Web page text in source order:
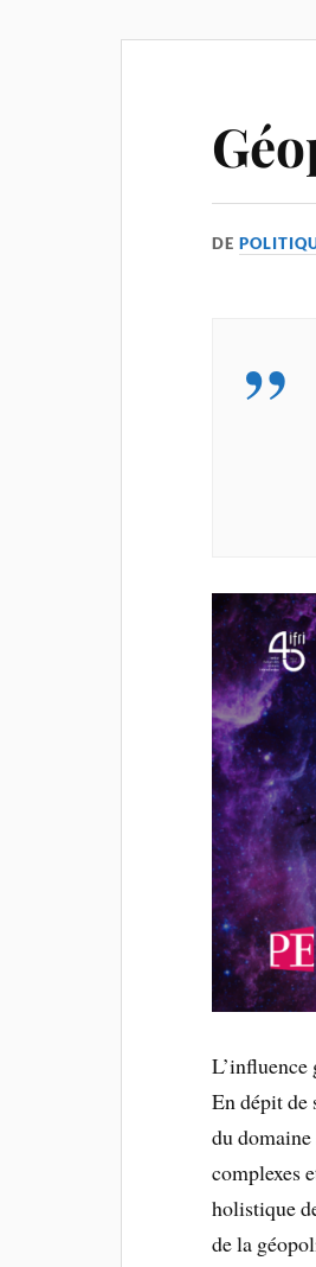
DE
L’influence
En dépit de
du
complexes
holistique
de la